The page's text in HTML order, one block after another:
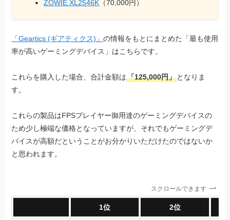
ZOWIE XL2546K （70,000円）
「Geartics (ギアティクス)」の情報をもとにまとめた「最も使用
率が高いゲーミングデバイス」はこちらです。
これらを購入した場合、合計金額は「125,000円」 となりま
す。
これらの製品はFPSプレイヤー御用達のゲーミングデバイスの
ため少し極端な価格となっていますが、それでもゲーミングデ
バイスが高額だということがお分かりいただけたのではないか
と思われます。
スクロールできます
1位 2位